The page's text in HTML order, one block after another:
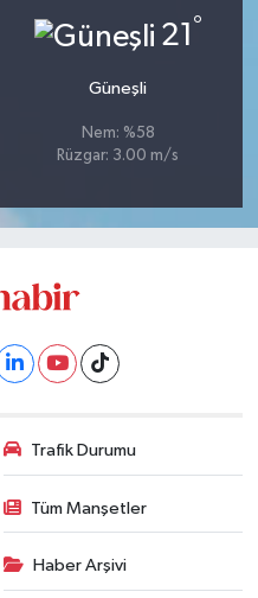
21 °
Güneşli
Nem: %58
Rüzgar: 3.00 m/s
Trafik Durumu
Tüm Manşetler
Haber Arşivi